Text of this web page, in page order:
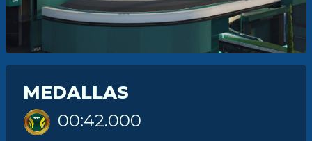
MEDALLAS
00:42.000